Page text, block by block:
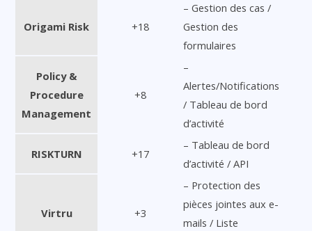
Origami Risk +18
– Gestion des cas /
Gestion des
formulaires
Policy &
Procedure
Management
+8
–
Alertes/Notifications
/ Tableau de bord
d’activité
RISKTURN +17
– Tableau de bord
d’activité / API
Virtru +3
– Protection des
pièces jointes aux e-
mails / Liste